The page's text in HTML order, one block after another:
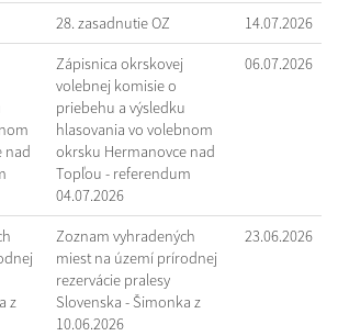
28. zasadnutie OZ 14.07.2026
nad
Zápisnica okrskovej
volebnej komisie o
priebehu a výsledku
hlasovania vo volebnom
okrsku Hermanovce nad
Topľou - referendum
04.07.2026
06.07.2026
z
Zoznam vyhradených
miest na území prírodnej
rezervácie pralesy
Slovenska - Šimonka z
10.06.2026
23.06.2026